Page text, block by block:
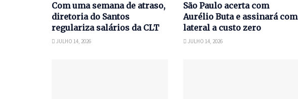
Com uma semana de atraso,
diretoria do Santos
regulariza salários da CLT
JULHO 14, 2026
São Paulo acerta com
Aurélio Buta e assinará com
lateral a custo zero
JULHO 14, 2026